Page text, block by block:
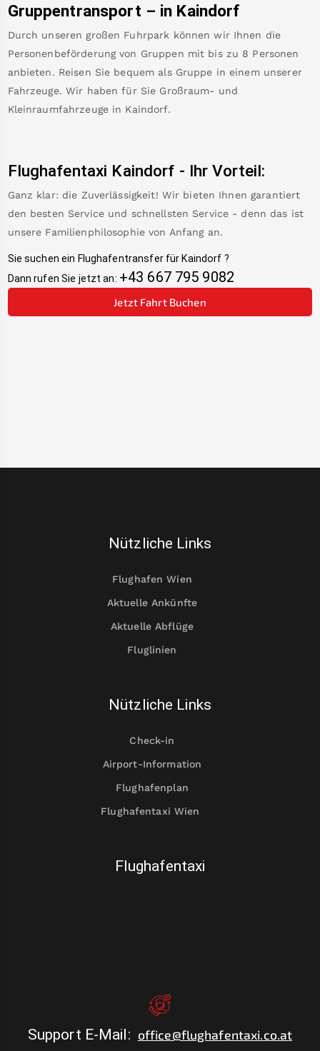
Gruppentransport – in Kaindorf
Durch unseren großen Fuhrpark können wir Ihnen die
Personenbeförderung von Gruppen mit bis zu 8 Personen
anbieten. Reisen Sie bequem als Gruppe in einem unserer
Fahrzeuge. Wir haben für Sie Großraum- und
Kleinraumfahrzeuge in Kaindorf.
Flughafentaxi Kaindorf - Ihr Vorteil:
Ganz klar: die Zuverlässigkeit! Wir bieten Ihnen garantiert
den besten Service und schnellsten Service - denn das ist
unsere Familienphilosophie von Anfang an.
Sie suchen ein Flughafentransfer für Kaindorf ?
Dann rufen Sie jetzt an: +43 667 795 9082
Jetzt Fahrt Buchen
Nützliche Links
Flughafen Wien
Aktuelle Ankünfte
Aktuelle Abflüge
Fluglinien
Nützliche Links
Check-in
Airport-Information
Flughafenplan
Flughafentaxi Wien
Flughafentaxi
Support E-Mail: office@flughafentaxi.co.at